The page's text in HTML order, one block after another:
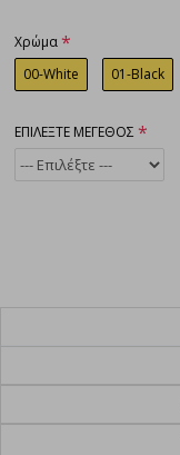
Χρώμα
00-White
01-Black
ΕΠΙΛΕΞΤΕ ΜΕΓΕΘΟΣ